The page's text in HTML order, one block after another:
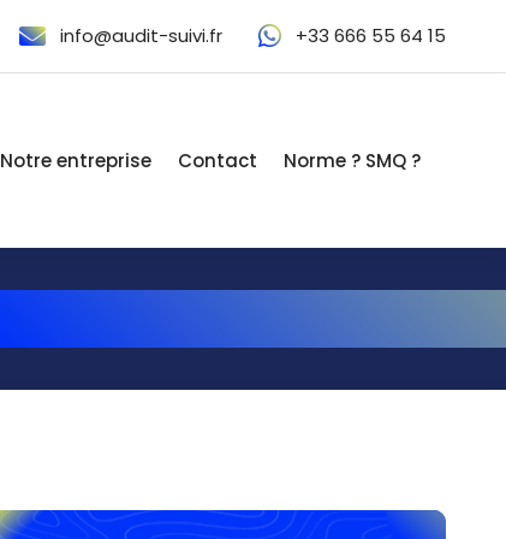
info@audit-suivi.fr +33 666 55 64 15
Notre entreprise Contact Norme ? SMQ ?